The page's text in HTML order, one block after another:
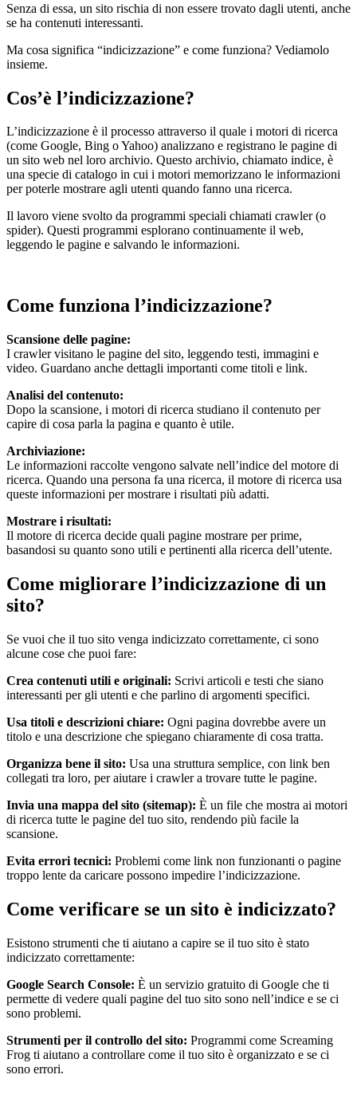
Senza di essa, un sito rischia di non essere trovato dagli utenti, anche
se ha contenuti interessanti.
Ma cosa significa “indicizzazione” e come funziona? Vediamolo
insieme.
Cos’è l’indicizzazione?
L’indicizzazione è il processo attraverso il quale i motori di ricerca
(come Google, Bing o Yahoo) analizzano e registrano le pagine di
un sito web nel loro archivio. Questo archivio, chiamato indice, è
una specie di catalogo in cui i motori memorizzano le informazioni
per poterle mostrare agli utenti quando fanno una ricerca.
Il lavoro viene svolto da programmi speciali chiamati crawler (o
spider). Questi programmi esplorano continuamente il web,
leggendo le pagine e salvando le informazioni.
Come funziona l’indicizzazione?
Scansione delle pagine:
I crawler visitano le pagine del sito, leggendo testi, immagini e
video. Guardano anche dettagli importanti come titoli e link.
Analisi del contenuto:
Dopo la scansione, i motori di ricerca studiano il contenuto per
capire di cosa parla la pagina e quanto è utile.
Archiviazione:
Le informazioni raccolte vengono salvate nell’indice del motore di
ricerca. Quando una persona fa una ricerca, il motore di ricerca usa
queste informazioni per mostrare i risultati più adatti.
Mostrare i risultati:
Il motore di ricerca decide quali pagine mostrare per prime,
basandosi su quanto sono utili e pertinenti alla ricerca dell’utente.
Come migliorare l’indicizzazione di un
sito?
Se vuoi che il tuo sito venga indicizzato correttamente, ci sono
alcune cose che puoi fare:
Crea contenuti utili e originali: Scrivi articoli e testi che siano
interessanti per gli utenti e che parlino di argomenti specifici.
Usa titoli e descrizioni chiare: Ogni pagina dovrebbe avere un
titolo e una descrizione che spiegano chiaramente di cosa tratta.
Organizza bene il sito: Usa una struttura semplice, con link ben
collegati tra loro, per aiutare i crawler a trovare tutte le pagine.
Invia una mappa del sito (sitemap): È un file che mostra ai motori
di ricerca tutte le pagine del tuo sito, rendendo più facile la
scansione.
Evita errori tecnici: Problemi come link non funzionanti o pagine
troppo lente da caricare possono impedire l’indicizzazione.
Come verificare se un sito è indicizzato?
Esistono strumenti che ti aiutano a capire se il tuo sito è stato
indicizzato correttamente:
Google Search Console: È un servizio gratuito di Google che ti
permette di vedere quali pagine del tuo sito sono nell’indice e se ci
sono problemi.
Strumenti per il controllo del sito: Programmi come Screaming
Frog ti aiutano a controllare come il tuo sito è organizzato e se ci
sono errori.